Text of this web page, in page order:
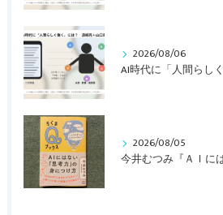
2026/08/06
2026/08/05